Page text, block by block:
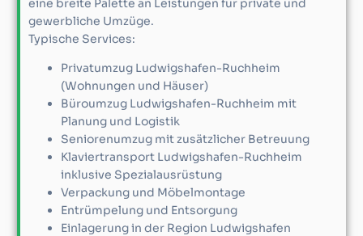
gewerbliche Umzüge.
Typische Services:
Privatumzug Ludwigshafen-Ruchheim
(Wohnungen und Häuser)
Büroumzug Ludwigshafen-Ruchheim mit
Planung und Logistik
Seniorenumzug mit zusätzlicher Betreuung
Klaviertransport Ludwigshafen-Ruchheim
inklusive Spezialausrüstung
Verpackung und Möbelmontage
Entrümpelung und Entsorgung
Einlagerung in der Region Ludwigshafen